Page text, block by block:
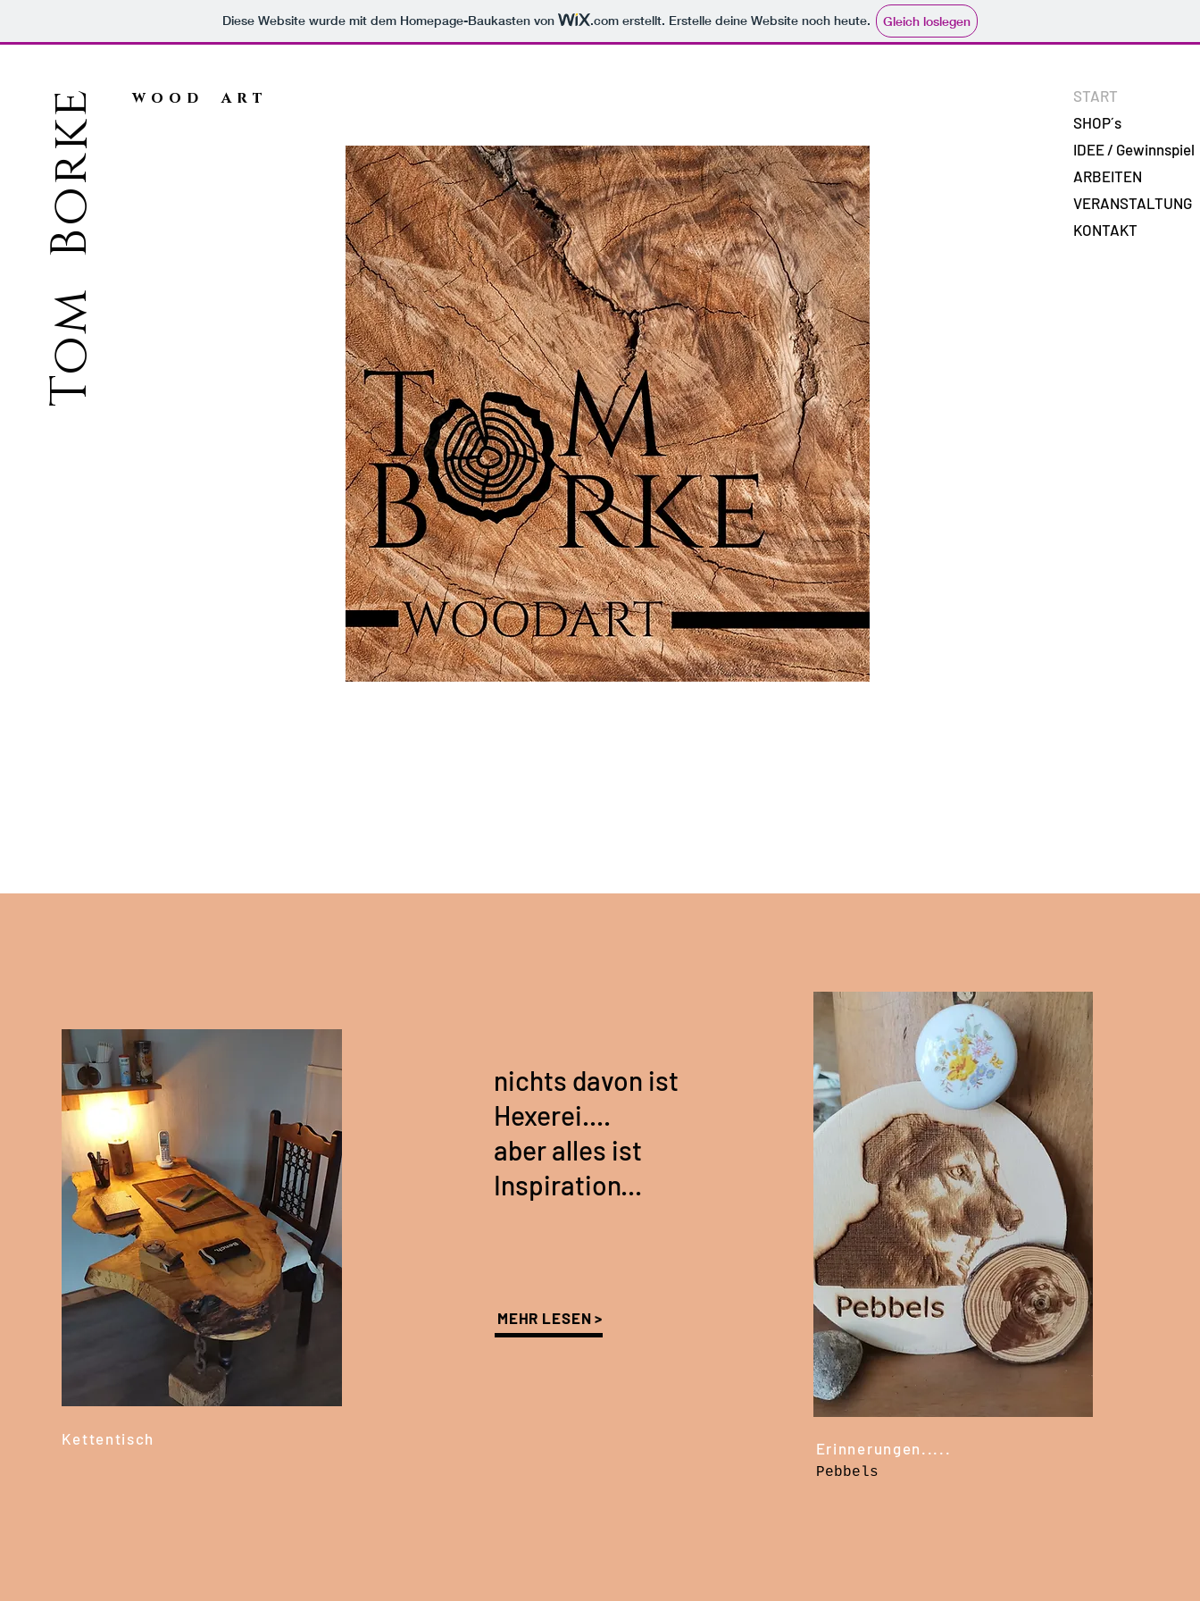
Diese Website wurde mit dem Homepage-Baukasten von .com erstellt. Erstelle deine Website noch heute. Gleich loslegen
Tom Borke
START
SHOP´s
IDEE / Gewinnspiel
ARBEITEN
VERANSTALTUNG
KONTAKT
wood art
Kettentisch
nichts davon ist
Hexerei....
aber alles ist
Inspiration...
MEHR LESEN >
Erinnerungen.....
Pebbels